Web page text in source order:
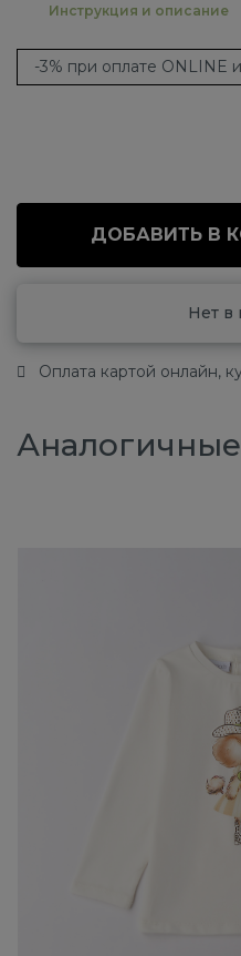
Инструкция и описание
-3% при оплате ONLINE
ДОБАВИТЬ В
Нет в
Оплата картой онлайн,